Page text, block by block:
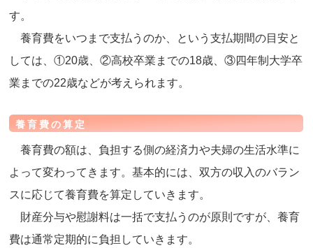
す。
養育費をいつまで支払うのか、という支払期間の目安と
しては、①20歳、②高校卒業までの18歳、③四年制大学卒
業までの22歳などが考えられます。
養育費の算定
養育費の額は、負担する側の経済力や夫婦の生活水準に
よって変わってきます。基本的には、双方の収入のバラン
スに応じて養育費を算定していきます。
財産分与や慰謝料は一括で支払うのが原則ですが、養育
費は通常定期的に負担していきます。